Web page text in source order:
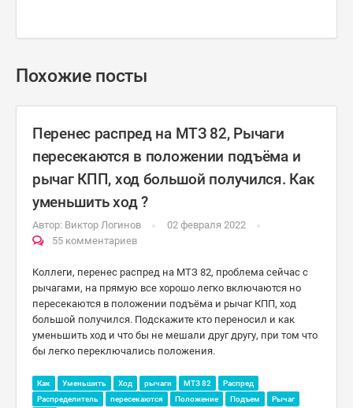
Похожие посты
Перенес распред на МТЗ 82, Рычаги
пересекаются в положении подъёма и
рычаг КПП, ход большой получился. Как
уменьшить ход ?
Автор: Виктор Логинов
02 февраля 2022
55 комментариев
Коллеги, перенес распред на МТЗ 82, проблема сейчас с
рычагами, на прямую все хорошо легко включаются но
пересекаются в положении подъёма и рычаг КПП, ход
большой получился. Подскажите кто переносил и как
уменьшить ход и что бы не мешали друг другу, при том что
бы легко переключались положения.
Как Уменьшить Ход рычаги МТЗ 82
Распред
Распределитель
пересекаются Положение Подъем
Рычаг